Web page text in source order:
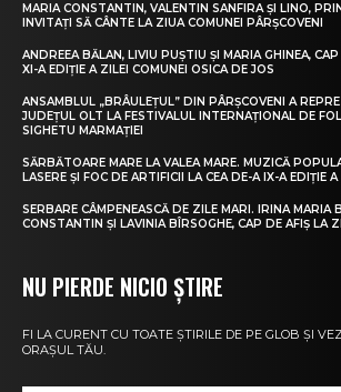
MARIA CONSTANTIN, VALENTIN SANFIRA ȘI LINO,
INVITAȚI SĂ CÂNTE LA ZIUA COMUNEI PÂRȘCOVENI
ANDREEA BĂLAN, LIVIU PUȘTIU ȘI MARIA GHINEA,
XI-A EDIȚIE A ZILEI COMUNEI OSICA DE JOS
ANSAMBLUL „BRÂULEȚUL” DIN PÂRȘCOVENI A
JUDEȚUL OLT LA FESTIVALUL INTERNAȚIONAL DE
SIGHETU MARMAȚIEI
SĂRBĂTOARE MARE LA VALEA MARE. MUZICĂ
LASERE ȘI FOC DE ARTIFICII LA CEA DE-A IX-A EDIȚIE
SERBARE CÂMPENEASCĂ DE ZILE MARI. IRINA MARIA
CONSTANTIN ȘI LAVINIA BÎRSOGHE, CAP DE AFIȘ LA
NU PIERDE NICIO ȘTIRE
FI LA CURENT CU TOATE ȘTIRILE DE PE GLOB ȘI
ORAȘUL TĂU.